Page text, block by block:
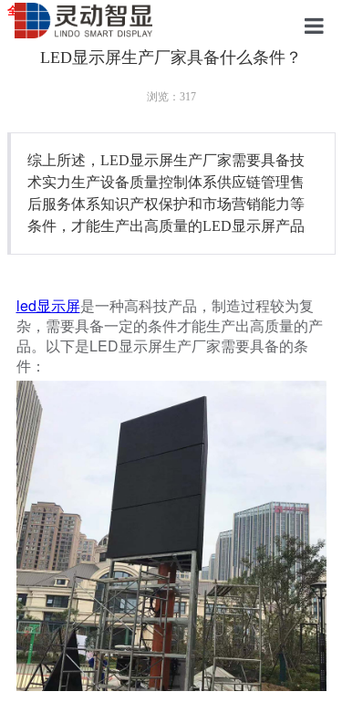
全国服务站点
LED显示屏
液晶拼接屏
广告触摸屏
案例展示
服务中心
透明LED显示屏
LED显示屏生产厂家具备什么条件？
浏览： 317
综上所述，LED显示屏生产厂家需要具备技
术实力生产设备质量控制体系供应链管理售
后服务体系知识产权保护和市场营销能力等
条件，才能生产出高质量的LED显示屏产品
led显示屏是一种高科技产品，制造过程较为复
杂，需要具备一定的条件才能生产出高质量的产
品。以下是LED显示屏生产厂家需要具备的条
件：